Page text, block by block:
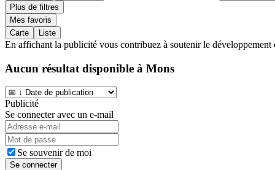
Plus de filtres
Mes favoris
Carte
Liste
En affichant la publicité vous contribuez à soutenir le
Aucun résultat disponible à Mons
Publicité
Se connecter avec un e-mail
Se souvenir de moi
Se connecter